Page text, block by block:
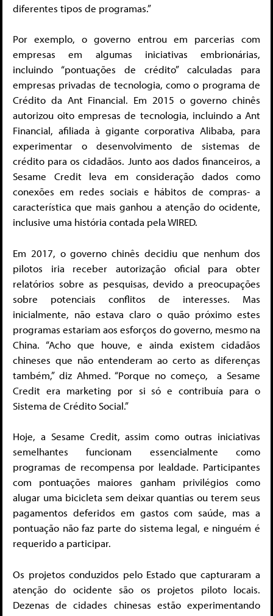
diferentes tipos de programas.”
Por exemplo, o governo entrou em parcerias com
empresas em algumas iniciativas embrionárias,
incluindo “pontuações de crédito” calculadas para
empresas privadas de tecnologia, como o programa de
Crédito da Ant Financial. Em 2015 o governo chinês
autorizou oito empresas de tecnologia, incluindo a Ant
Financial, afiliada à gigante corporativa Alibaba, para
experimentar o desenvolvimento de sistemas de
crédito para os cidadãos. Junto aos dados financeiros, a
Sesame Credit leva em consideração dados como
conexões em redes sociais e hábitos de compras- a
característica que mais ganhou a atenção do ocidente,
inclusive uma história contada pela WIRED.
Em 2017, o governo chinês decidiu que nenhum dos
pilotos iria receber autorização oficial para obter
relatórios sobre as pesquisas, devido a preocupações
sobre potenciais conflitos de interesses. Mas
inicialmente, não estava claro o quão próximo estes
programas estariam aos esforços do governo, mesmo na
China. “Acho que houve, e ainda existem cidadãos
chineses que não entenderam ao certo as diferenças
também,” diz Ahmed. “Porque no começo, a Sesame
Credit era marketing por si só e contribuía para o
Sistema de Crédito Social.”
Hoje, a Sesame Credit, assim como outras iniciativas
semelhantes funcionam essencialmente como
programas de recompensa por lealdade. Participantes
com pontuações maiores ganham privilégios como
alugar uma bicicleta sem deixar quantias ou terem seus
pagamentos deferidos em gastos com saúde, mas a
pontuação não faz parte do sistema legal, e ninguém é
requerido a participar.
Os projetos conduzidos pelo Estado que capturaram a
atenção do ocidente são os projetos piloto locais.
Dezenas de cidades chinesas estão experimentando